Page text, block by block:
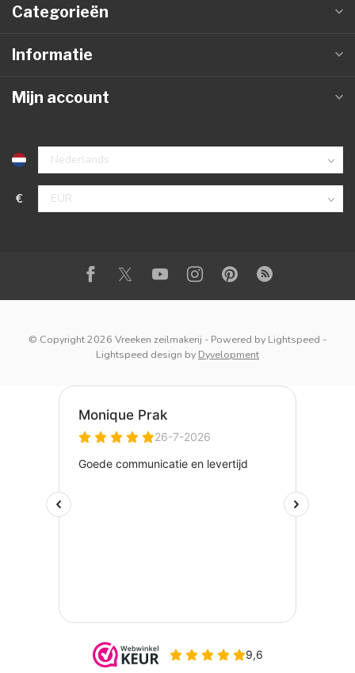
Categorieën
Informatie
Mijn account
€
© Copyright 2026 Vreeken zeilmakerij - Powered by Lightspeed -
Lightspeed design by Dyvelopment